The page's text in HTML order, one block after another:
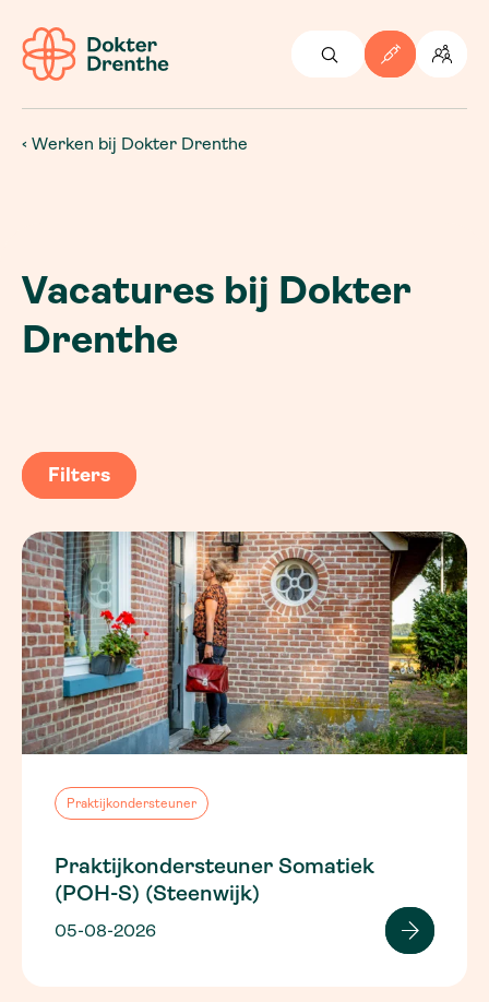
Werken bij Dokter Drenthe
Vacatures bij Dokter
Drenthe
Filters
Praktijkondersteuner
Praktijkondersteuner Somatiek
(POH-S) (Steenwijk)
05-08-2026